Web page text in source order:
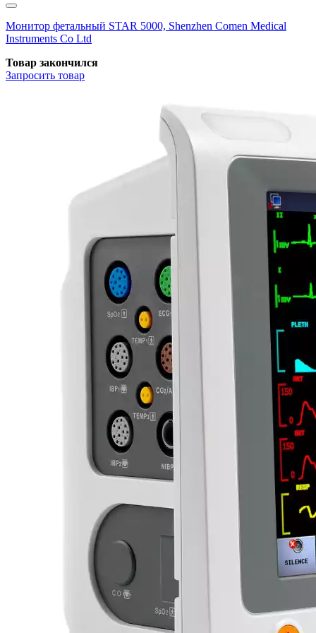
Монитор фетальный STAR 5000, Shenzhen Comen Medical
Instruments Co Ltd
Товар закончился
Запросить товар